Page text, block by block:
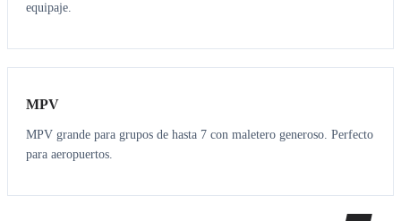
equipaje.
7 7
MPV
MPV grande para grupos de hasta 7 con maletero generoso. Perfecto
para aeropuertos.